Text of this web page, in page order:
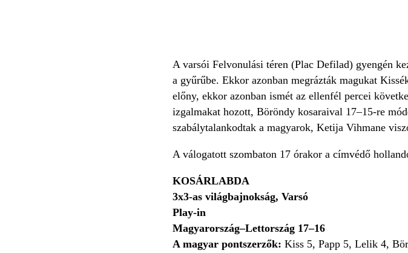
A varsói Felvonulási téren (Plac Defilad) gyengén
a gyűrűbe. Ekkor azonban megrázták magukat
előny, ekkor azonban ismét az ellenfél percei
izgalmakat hozott, Böröndy kosaraival 17–15-re
szabálytalankodtak a magyarok, Ketija Vihmane
A válogatott szombaton 17 órakor a címvédő
KOSÁRLABDA
3x3-as világbajnokság, Varsó
Play-in
Magyarország–Lettország 17–16
A magyar pontszerzők: Kiss 5, Papp 5, Lelik 4,